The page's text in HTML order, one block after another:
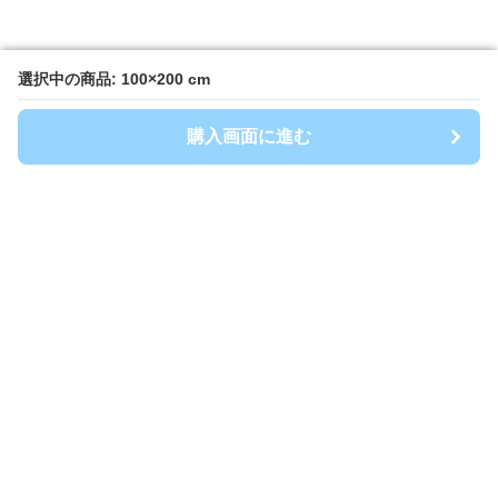
選択中の商品: 100×200 cm
購入画面に進む
選択中の商品: 100×200 cm
購入画面に進む